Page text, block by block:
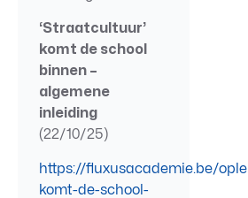
‘Straatcultuur’
komt de school
binnen –
algemene
inleiding
(22/10/25)
https://fluxusacademie.be/
komt-de-school-